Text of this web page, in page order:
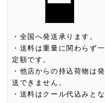
・全国へ発送承ります。
・送料は重量に関わらず一
定額です。
・他店からの持込荷物は発
送できません。
・送料はクール代込みとな